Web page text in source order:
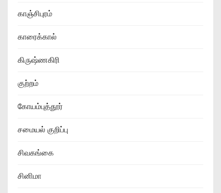
காஞ்சிபுரம்
காரைக்கால்
கிருஷ்ணகிரி
குற்றம்
கோயம்புத்தூர்
சமையல் குறிப்பு
சிவகங்கை
சினிமா